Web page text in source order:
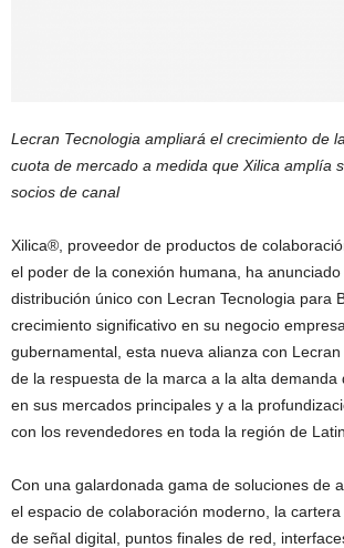
Lecran Tecnologia ampliará el crecimiento de
cuota de mercado a medida que Xilica amplía
socios de canal
Xilica®, proveedor de productos de
el poder de la conexión humana, ha
distribución único con Lecran Tecnologia para
crecimiento significativo en su negocio
gubernamental, esta nueva alianza con
de la respuesta de la marca a la alta demanda
en sus mercados principales y a la
con los revendedores en toda la región de
Con una galardonada gama de soluciones de
el espacio de colaboración moderno, la
de señal digital, puntos finales de red,